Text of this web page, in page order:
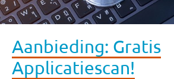
Aanbieding: Gratis
Applicatiescan!